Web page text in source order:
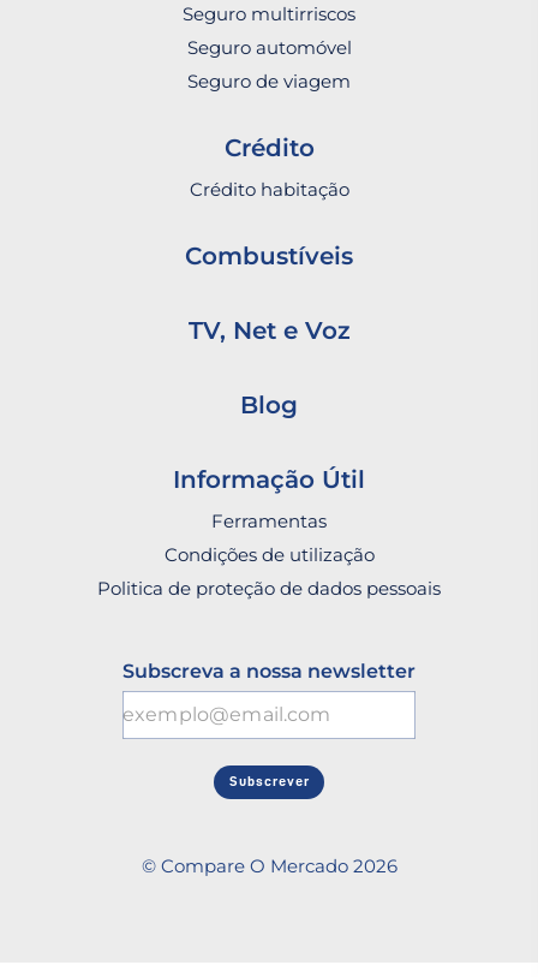
Seguro multirriscos
Seguro automóvel
Seguro de viagem
Crédito
Crédito habitação
Combustíveis
TV, Net e Voz
Blog
Informação Útil
Ferramentas
Condições de utilização
Politica de proteção de dados pessoais
Subscreva a nossa newsletter
Subscrever
© Compare O Mercado 2026